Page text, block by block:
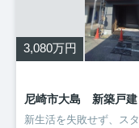
3,080万円
尼崎市大島 新築戸建